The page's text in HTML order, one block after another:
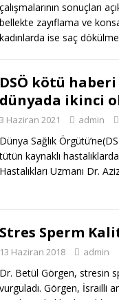
çalışmalarının sonuçları
bellekte zayıflama ve
kadınlarda ise saç
DSÖ kötü
dünyada ikinci
3 Haziran 2021 admin
Dünya Sağlık
tütün kaynaklı
Hastalıkları Uzmanı Dr.
Stres Sperm
13 Haziran 2018 admin
Dr. Betül Görgen, stresin
vurguladı. Görgen, İsrailli